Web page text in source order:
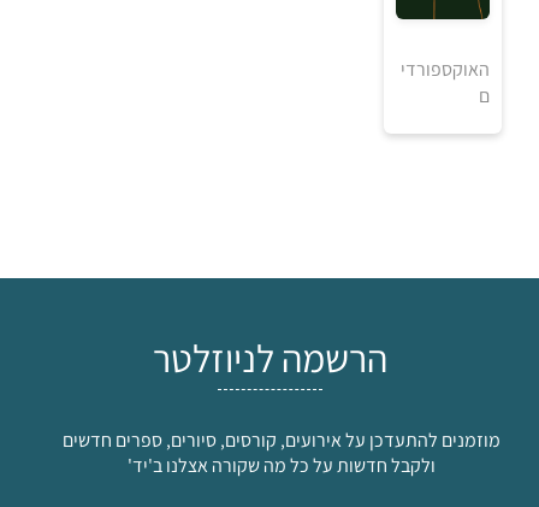
האוקספורדי
ם
הרשמה לניוזלטר
מוזמנים להתעדכן על אירועים, קורסים, סיורים, ספרים חדשים
ולקבל חדשות על כל מה שקורה אצלנו ב'יד'